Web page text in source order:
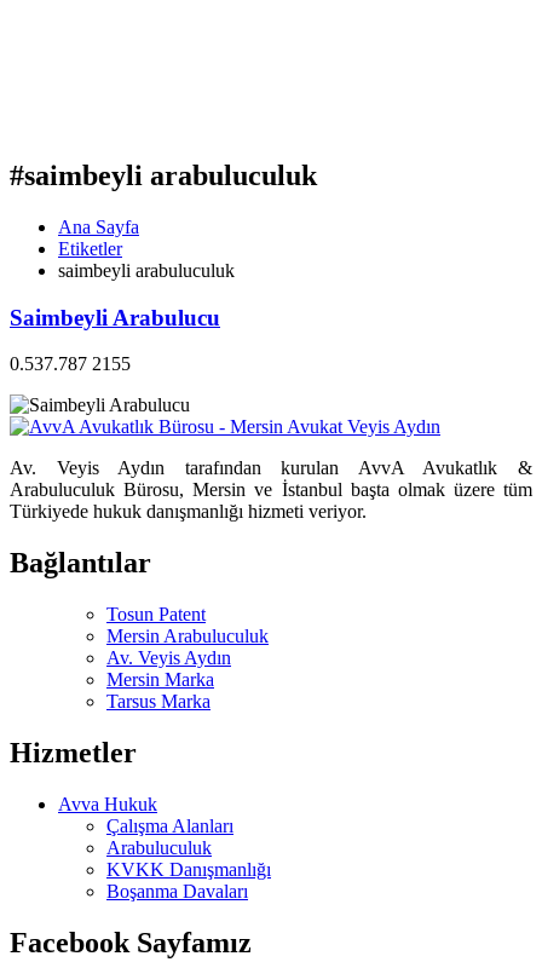
#saimbeyli arabuluculuk
Ana Sayfa
Etiketler
saimbeyli arabuluculuk
Saimbeyli Arabulucu
0.537.787 2155
Av. Veyis Aydın tarafından kurulan AvvA Avukatlık &
Arabuluculuk Bürosu, Mersin ve İstanbul başta olmak üzere tüm
Türkiyede hukuk danışmanlığı hizmeti veriyor.
Bağlantılar
Tosun Patent
Mersin Arabuluculuk
Av. Veyis Aydın
Mersin Marka
Tarsus Marka
Hizmetler
Avva Hukuk
Çalışma Alanları
Arabuluculuk
KVKK Danışmanlığı
Boşanma Davaları
Facebook Sayfamız